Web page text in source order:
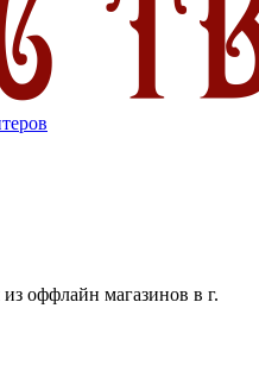
оффлайн магазинов в г.